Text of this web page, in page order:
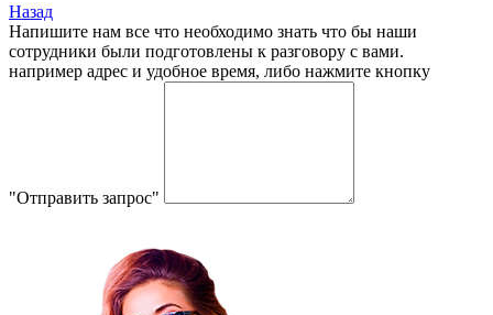
Назад
Напишите нам все что необходимо знать что бы наши
сотрудники были подготовлены к разговору с вами.
например адрес и удобное время, либо нажмите кнопку
"Отправить запрос"